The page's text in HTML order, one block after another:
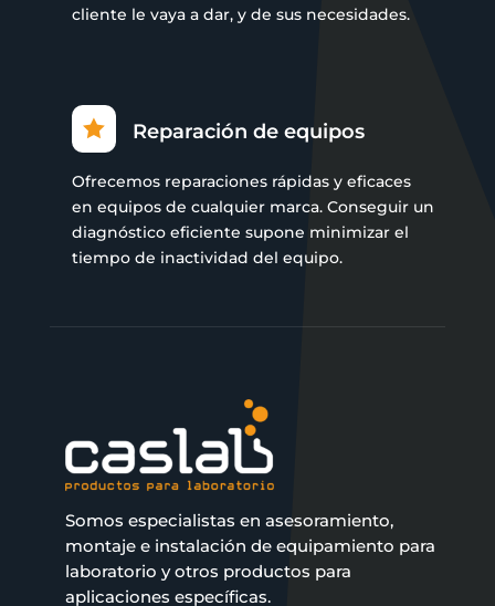
cliente le vaya a dar, y de sus necesidades.
 Reparación de equipos
Ofrecemos reparaciones rápidas y eficaces
en equipos de cualquier marca. Conseguir un
diagnóstico eficiente supone minimizar el
tiempo de inactividad del equipo.
Somos especialistas en asesoramiento,
montaje e instalación de equipamiento para
laboratorio y otros productos para
aplicaciones específicas.